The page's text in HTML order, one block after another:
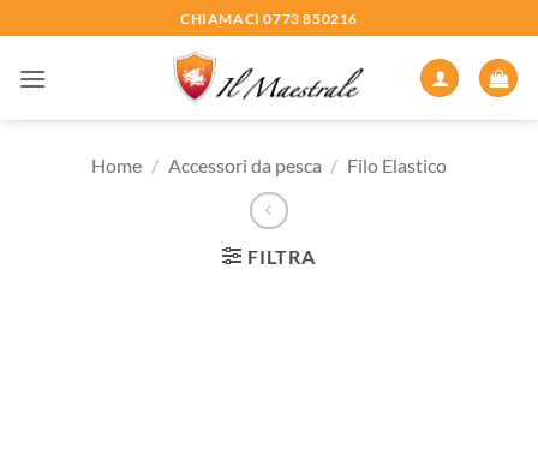
ai
contenuti
CHIAMACI 0773 850216
Home / Accessori da pesca / Filo Elastico
FILTRA